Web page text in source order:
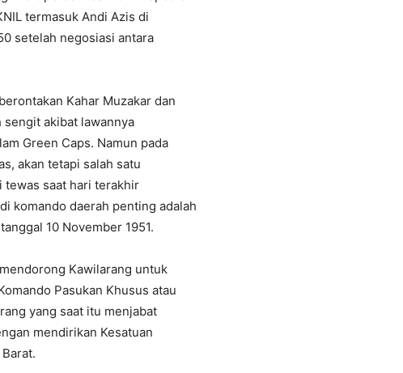
termasuk Andi Azis di
setelah negosiasi antara
Kahar Muzakar dan
sengit akibat lawannya
Green Caps. Namun pada
akan tetapi salah satu
tewas saat hari terakhir
komando daerah penting adalah
10 November 1951.
Kawilarang untuk
Pasukan Khusus atau
yang saat itu menjabat
mendirikan Kesatuan